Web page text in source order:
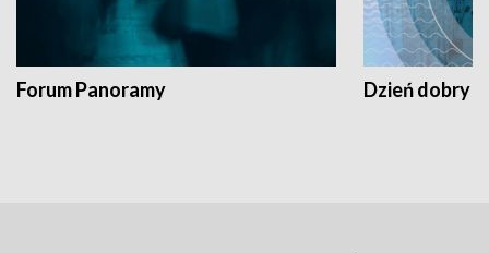
Forum Panoramy Dzień dobry